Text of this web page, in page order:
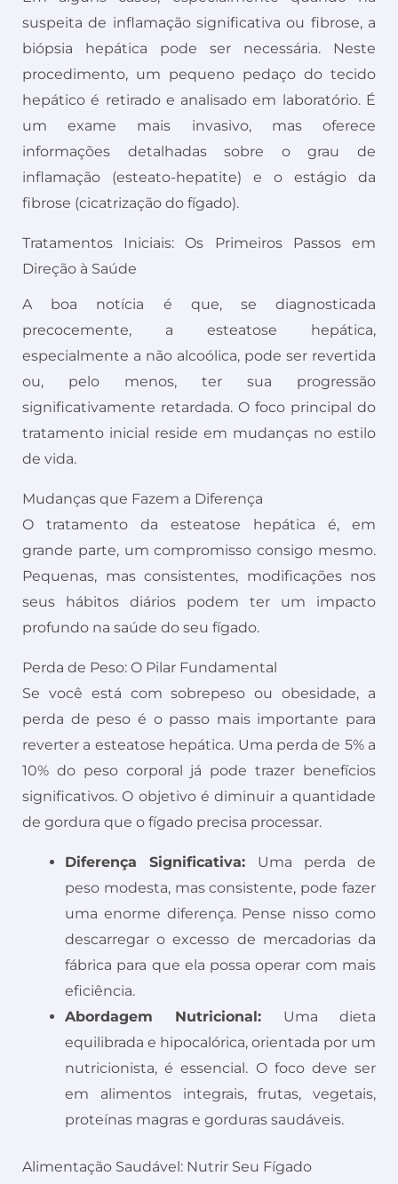
suspeita de inflamação significativa ou fibrose, a
biópsia hepática pode ser necessária. Neste
procedimento, um pequeno pedaço do tecido
hepático é retirado e analisado em laboratório. É
um exame mais invasivo, mas oferece
informações detalhadas sobre o grau de
inflamação (esteato-hepatite) e o estágio da
fibrose (cicatrização do fígado).
Tratamentos Iniciais: Os Primeiros Passos em
Direção à Saúde
A boa notícia é que, se diagnosticada
precocemente, a esteatose hepática,
especialmente a não alcoólica, pode ser revertida
ou, pelo menos, ter sua progressão
significativamente retardada. O foco principal do
tratamento inicial reside em mudanças no estilo
de vida.
Mudanças que Fazem a Diferença
O tratamento da esteatose hepática é, em
grande parte, um compromisso consigo mesmo.
Pequenas, mas consistentes, modificações nos
seus hábitos diários podem ter um impacto
profundo na saúde do seu fígado.
Perda de Peso: O Pilar Fundamental
Se você está com sobrepeso ou obesidade, a
perda de peso é o passo mais importante para
reverter a esteatose hepática. Uma perda de 5% a
10% do peso corporal já pode trazer benefícios
significativos. O objetivo é diminuir a quantidade
de gordura que o fígado precisa processar.
Diferença Significativa: Uma perda de
peso modesta, mas consistente, pode fazer
uma enorme diferença. Pense nisso como
descarregar o excesso de mercadorias da
fábrica para que ela possa operar com mais
eficiência.
Abordagem Nutricional: Uma dieta
equilibrada e hipocalórica, orientada por um
nutricionista, é essencial. O foco deve ser
em alimentos integrais, frutas, vegetais,
proteínas magras e gorduras saudáveis.
Alimentação Saudável: Nutrir Seu Fígado